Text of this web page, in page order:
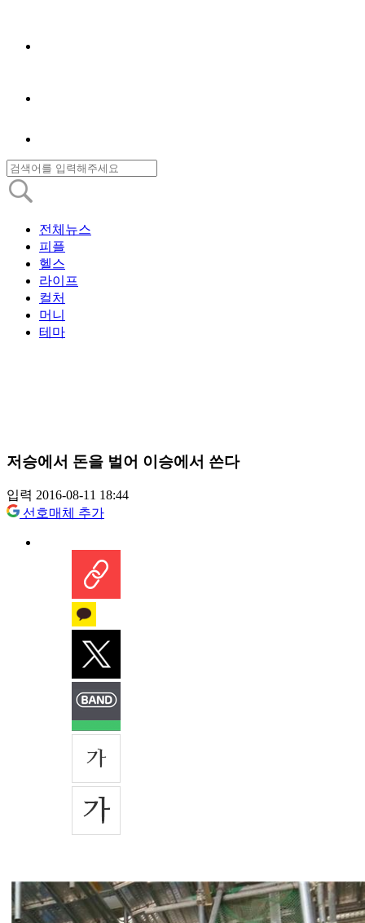
전체뉴스
피플
헬스
라이프
컬처
머니
테마
저승에서 돈을 벌어 이승에서 쓴다
입력 2016-08-11 18:44
선호매체 추가